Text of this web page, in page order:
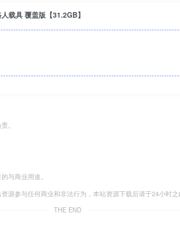
载具 覆盖版【31.2GB】
。
与商业用途。
源参与任何商业和非法行为，本站资源下载后请于24小时
THE END